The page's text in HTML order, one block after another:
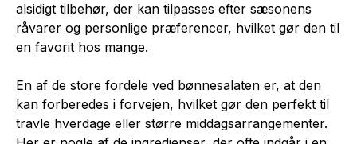
alsidigt tilbehør, der kan tilpasses efter sæsonens
råvarer og personlige præferencer, hvilket gør den til
en favorit hos mange.
En af de store fordele ved bønnesalaten er, at den
kan forberedes i forvejen, hvilket gør den perfekt til
travle hverdage eller større middagsarrangementer.